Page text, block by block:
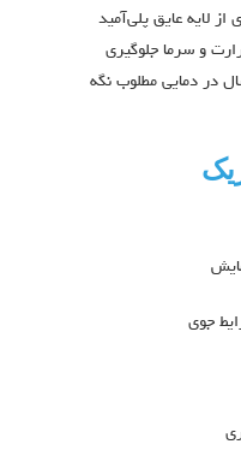
لایه عایق پلی‌آمید
و سرما جلوگیری
در دمایی مطلوب نگه
جوی